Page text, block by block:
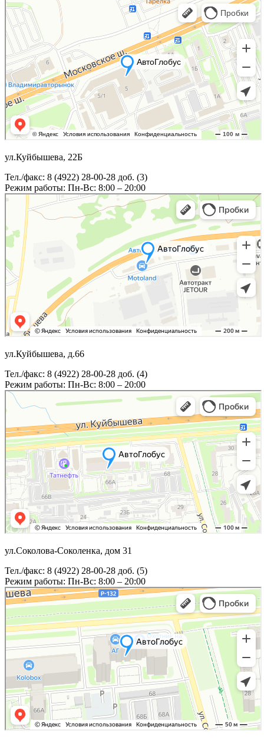
ул.Куйбышева, 22Б
Тел./факс: 8 (4922) 28-00-28 доб. (3)
Режим работы: Пн-Вс: 8:00 – 20:00
ул.Куйбышева, д.66
Тел./факс: 8 (4922) 28-00-28 доб. (4)
Режим работы: Пн-Вс: 8:00 – 20:00
ул.Соколова-Соколенка, дом 31
Тел./факс: 8 (4922) 28-00-28 доб. (5)
Режим работы: Пн-Вс: 8:00 – 20:00